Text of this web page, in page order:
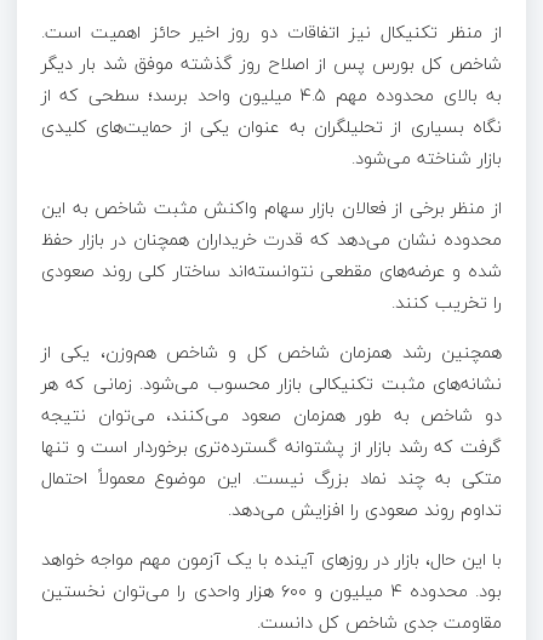
از منظر تکنیکال نیز اتفاقات دو روز اخیر حائز اهمیت است.
شاخص کل بورس پس از اصلاح روز گذشته موفق شد بار دیگر
به بالای محدوده مهم ۴.۵ میلیون واحد برسد؛ سطحی که از
نگاه بسیاری از تحلیلگران به عنوان یکی از حمایت‌های کلیدی
بازار شناخته می‌شود.
از منظر برخی از فعالان بازار سهام واکنش مثبت شاخص به این
محدوده نشان می‌دهد که قدرت خریداران همچنان در بازار حفظ
شده و عرضه‌های مقطعی نتوانسته‌اند ساختار کلی روند صعودی
را تخریب کنند.
همچنین رشد همزمان شاخص کل و شاخص هم‌وزن، یکی از
نشانه‌های مثبت تکنیکالی بازار محسوب می‌شود. زمانی که هر
دو شاخص به طور همزمان صعود می‌کنند، می‌توان نتیجه
گرفت که رشد بازار از پشتوانه گسترده‌تری برخوردار است و تنها
متکی به چند نماد بزرگ نیست. این موضوع معمولاً احتمال
تداوم روند صعودی را افزایش می‌دهد.
با این حال، بازار در روزهای آینده با یک آزمون مهم مواجه خواهد
بود. محدوده ۴ میلیون و ۶۰۰ هزار واحدی را می‌توان نخستین
مقاومت جدی شاخص کل دانست.